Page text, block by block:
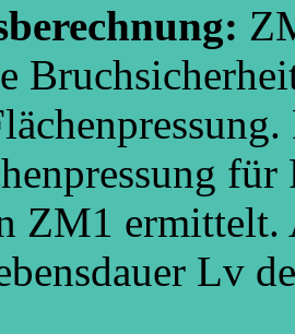
ZM1 ermittelt.
Lv